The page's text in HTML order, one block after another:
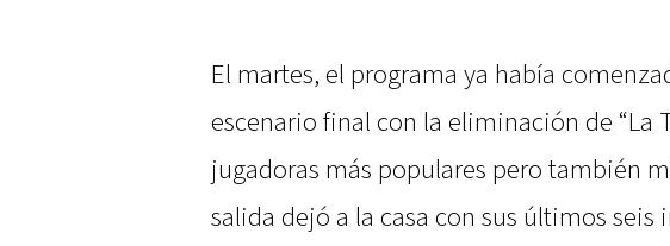
El martes, el programa ya había
escenario final con la eliminación de “La
jugadoras más populares pero también
salida dejó a la casa con sus últimos seis